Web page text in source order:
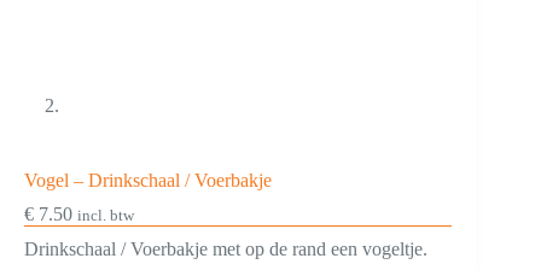
Vogel – Drinkschaal / Voerbakje
€ 7.50 incl. btw
Drinkschaal / Voerbakje met op de rand een vogeltje.